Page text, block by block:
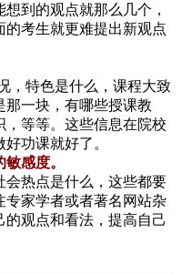
到的观点就那么几个，
考生就更难提出新观点
特色是什么，课程大致
那一块，有哪些授课教
等等。这些信息在院校
功课就好了。
感度。
热点是什么，这些都要
专家学者或者著名网站杂
观点和看法，提高自己